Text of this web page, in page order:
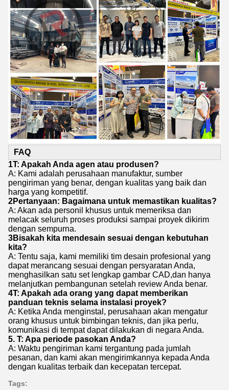
FAQ
1T: Apakah Anda agen atau produsen?
A: Kami adalah perusahaan manufaktur, sumber
pengiriman yang benar, dengan kualitas yang baik dan
harga yang kompetitif.
2Pertanyaan: Bagaimana untuk memastikan kualitas?
A: Akan ada personil khusus untuk memeriksa dan
melacak seluruh proses produksi sampai proyek dikirim
dengan sempurna.
3Bisakah kita mendesain sesuai dengan kebutuhan
kita?
A: Tentu saja, kami memiliki tim desain profesional yang
dapat merancang sesuai dengan persyaratan Anda,
menghasilkan satu set lengkap gambar CAD,dan hanya
melanjutkan pembangunan setelah review Anda benar.
4T: Apakah ada orang yang dapat memberikan
panduan teknis selama instalasi proyek?
A: Ketika Anda menginstal, perusahaan akan mengatur
orang khusus untuk bimbingan teknis, dan jika perlu,
komunikasi di tempat dapat dilakukan di negara Anda.
5. T: Apa periode pasokan Anda?
A: Waktu pengiriman kami tergantung pada jumlah
pesanan, dan kami akan mengirimkannya kepada Anda
dengan kualitas terbaik dan kecepatan tercepat.
Tags: